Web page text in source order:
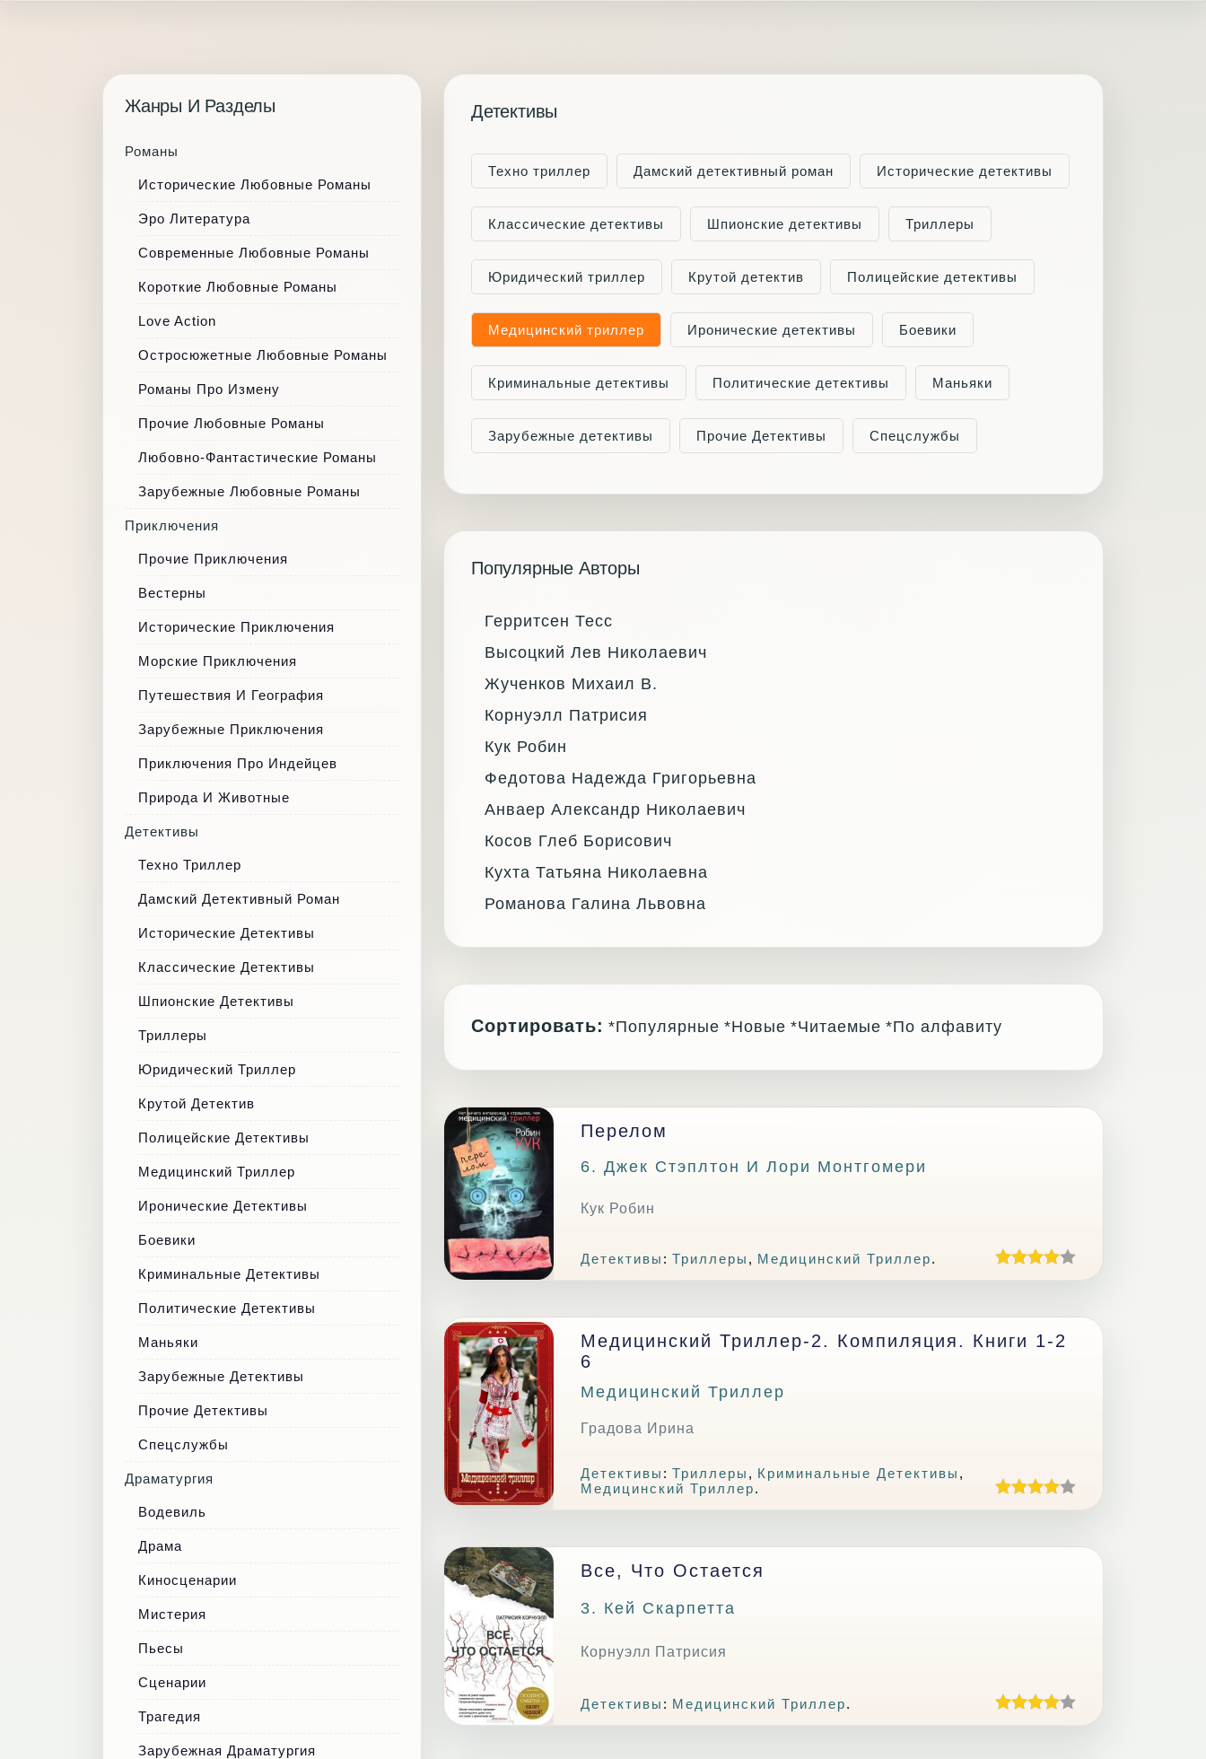
Детективы
Техно триллер Дамский детективный роман Исторические детективы
Классические детективы Шпионские детективы Триллеры
Юридический триллер Крутой детектив Полицейские детективы
Медицинский триллер Иронические детективы Боевики
Криминальные детективы Политические детективы Маньяки
Зарубежные детективы Прочие Детективы Спецслужбы
Популярные Авторы
Герритсен Тесс
Высоцкий Лев Николаевич
Жученков Михаил В.
Корнуэлл Патрисия
Кук Робин
Федотова Надежда Григорьевна
Анваер Александр Николаевич
Косов Глеб Борисович
Кухта Татьяна Николаевна
Романова Галина Львовна
Сортировать: *Популярные *Новые *Читаемые *По алфавиту
Перелом
6. Джек Стэплтон И Лори Монтгомери
Кук Робин
Детективы : Триллеры , Медицинский Триллер.
Медицинский Триллер-2. Компиляция. Книги 1-2
6
Медицинский Триллер
Градова Ирина
Детективы : Триллеры , Криминальные Детективы ,
Медицинский Триллер.
Все, Что Остается
3. Кей Скарпетта
Корнуэлл Патрисия
Детективы : Медицинский Триллер.
Жанры И Разделы
Романы
Исторические Любовные Романы
Эро Литература
Современные Любовные Романы
Короткие Любовные Романы
Love Action
Остросюжетные Любовные Романы
Романы Про Измену
Прочие Любовные Романы
Любовно-Фантастические Романы
Зарубежные Любовные Романы
Приключения
Прочие Приключения
Вестерны
Исторические Приключения
Морские Приключения
Путешествия И География
Зарубежные Приключения
Приключения Про Индейцев
Природа И Животные
Детективы
Техно Триллер
Дамский Детективный Роман
Исторические Детективы
Классические Детективы
Шпионские Детективы
Триллеры
Юридический Триллер
Крутой Детектив
Полицейские Детективы
Медицинский Триллер
Иронические Детективы
Боевики
Криминальные Детективы
Политические Детективы
Маньяки
Зарубежные Детективы
Прочие Детективы
Спецслужбы
Драматургия
Водевиль
Драма
Киносценарии
Мистерия
Пьесы
Сценарии
Трагедия
Зарубежная Драматургия